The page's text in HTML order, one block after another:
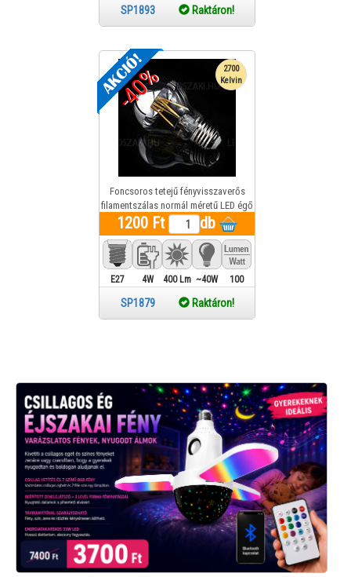
SP1893 Raktáron!
-40%
2700
Kelvin
Foncsoros tetejű fényvisszaverős
filamentszálas normál méretű LED égő
4W 400Lumen melegfehér (ezüst)
1200 Ft db
E27 4W 400 Lm ~40W 100
SP1879 Raktáron!